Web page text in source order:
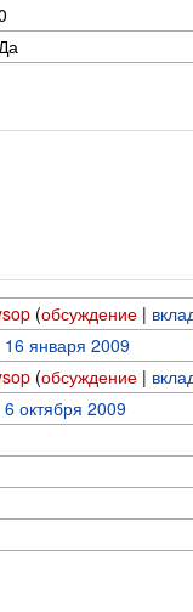
Да
(обсуждение|
16 января 2009
(обсуждение|
октября 2009